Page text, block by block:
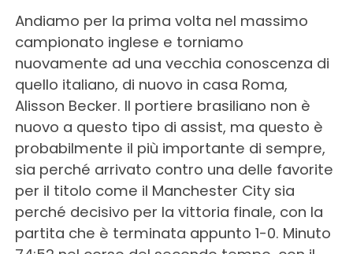
Andiamo per la prima volta nel massimo
campionato inglese e torniamo
nuovamente ad una vecchia conoscenza di
quello italiano, di nuovo in casa Roma,
Alisson Becker. Il portiere brasiliano non è
nuovo a questo tipo di assist, ma questo è
probabilmente il più importante di sempre,
sia perché arrivato contro una delle favorite
per il titolo come il Manchester City sia
perché decisivo per la vittoria finale, con la
partita che è terminata appunto 1-0. Minuto